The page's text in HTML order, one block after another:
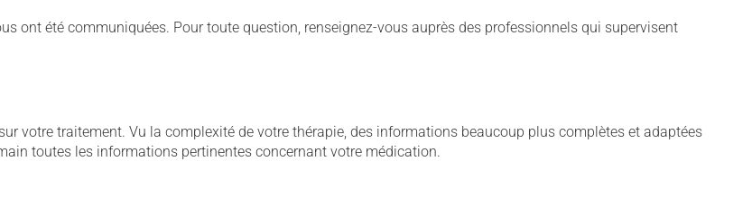
ont été communiquées. Pour toute question, renseignez-vous auprès des professionnels qui supervisent
votre traitement. Vu la complexité de votre thérapie, des informations beaucoup plus complètes et adaptées
toutes les informations pertinentes concernant votre médication.